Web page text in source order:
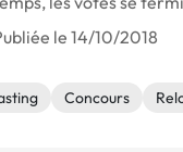
le 14/10/2018
Concours